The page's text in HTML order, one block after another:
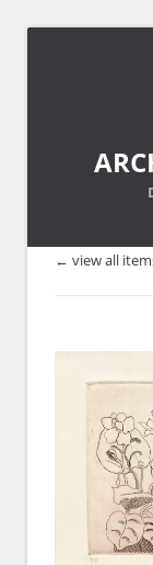
← view all